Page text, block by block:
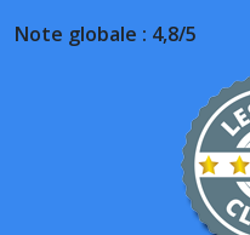
Note globale : 4,8/5